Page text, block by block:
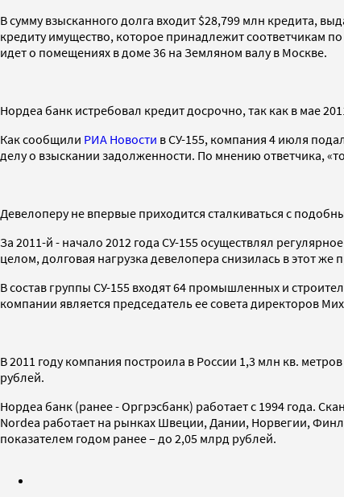
В сумму взысканного долга входит $28,799 млн кредита,
кредиту имущество, которое принадлежит соответчикам
идет о помещениях в доме 36 на Земляном валу в Москве.
Нордеа банк истребовал кредит досрочно, так как в мае
Как сообщили РИА Новости в СУ-155, компания 4 июля
делу о взыскании задолженности. По мнению ответчика,
Девелоперу не впервые приходится сталкиваться с
За 2011-й - начало 2012 года СУ-155 осуществлял
целом, долговая нагрузка девелопера снизилась в этот
В состав группы СУ-155 входят 64 промышленных и
компании является председатель ее совета директоров
В 2011 году компания построила в России 1,3 млн кв.
рублей.
Нордеа банк (ранее - Оргрэсбанк) работает с 1994 года.
Nordea работает на рынках Швеции, Дании, Норвегии,
показателем годом ранее – до 2,05 млрд рублей.